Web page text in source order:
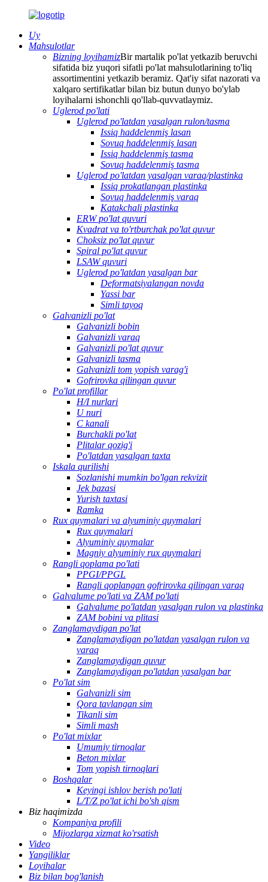
Uy
Mahsulotlar
Bizning loyihamizBir martalik po'lat yetkazib beruvchi
sifatida biz yuqori sifatli po'lat mahsulotlarining to'liq
assortimentini yetkazib beramiz. Qat'iy sifat nazorati va
xalqaro sertifikatlar bilan biz butun dunyo bo'ylab
loyihalarni ishonchli qo'llab-quvvatlaymiz.
Uglerod po'lati
Uglerod po'latdan yasalgan rulon/tasma
Issiq haddelenmiş lasan
Sovuq haddelenmiş lasan
Issiq haddelenmiş tasma
Sovuq haddelenmiş tasma
Uglerod po'latdan yasalgan varaq/plastinka
Issiq prokatlangan plastinka
Sovuq haddelenmiş varaq
Katakchali plastinka
ERW po'lat quvuri
Kvadrat va to'rtburchak po'lat quvur
Choksiz po'lat quvur
Spiral po'lat quvur
LSAW quvuri
Uglerod po'latdan yasalgan bar
Deformatsiyalangan novda
Yassi bar
Simli tayoq
Galvanizli po'lat
Galvanizli bobin
Galvanizli varaq
Galvanizli po'lat quvur
Galvanizli tasma
Galvanizli tom yopish varag'i
Gofrirovka qilingan quvur
Po'lat profillar
H/I nurlari
U nuri
C kanali
Burchakli po'lat
Plitalar qozig'i
Po'latdan yasalgan taxta
Iskala qurilishi
Sozlanishi mumkin bo'lgan rekvizit
Jek bazasi
Yurish taxtasi
Ramka
Rux quymalari va alyuminiy quymalari
Rux quymalari
Alyuminiy quymalar
Magniy alyuminiy rux quymalari
Rangli qoplama po'lati
PPGI/PPGL
Rangli qoplangan gofrirovka qilingan varaq
Galvalume po'lati va ZAM po'lati
Galvalume po'latdan yasalgan rulon va plastinka
ZAM bobini va plitasi
Zanglamaydigan po'lat
Zanglamaydigan po'latdan yasalgan rulon va
varaq
Zanglamaydigan quvur
Zanglamaydigan po'latdan yasalgan bar
Po'lat sim
Galvanizli sim
Qora tavlangan sim
Tikanli sim
Simli mash
Po'lat mixlar
Umumiy tirnoqlar
Beton mixlar
Tom yopish tirnoqlari
Boshqalar
Keyingi ishlov berish po'lati
L/T/Z po'lat ichi bo'sh qism
Biz haqimizda
Kompaniya profili
Mijozlarga xizmat ko'rsatish
Video
Yangiliklar
Loyihalar
Biz bilan bog'lanish